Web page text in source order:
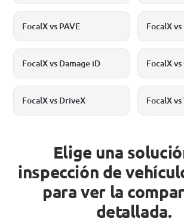
FocalX vs PAVE FocalX
FocalX vs Damage iD FocalX
FocalX vs DriveX FocalX
Elige una
inspección de
para ver la
detallada.